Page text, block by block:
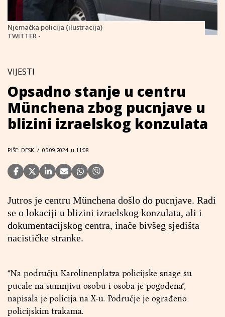
Njemačka policija (ilustracija)
TWITTER -
VIJESTI
Opsadno stanje u centru
Münchena zbog pucnjave u
blizini izraelskog konzulata
PIŠE: DESK / 05.09.2024. u 11:08
Jutros je centru Münchena došlo do pucnjave. Radi
se o lokaciji u blizini izraelskog konzulata, ali i
dokumentacijskog centra, inače bivšeg sjedišta
nacističke stranke.
“Na području Karolinenplatza policijske snage su
pucale na sumnjivu osobu i osoba je pogođena”,
napisala je policija na X-u. Područje je ograđeno
policijskim trakama.